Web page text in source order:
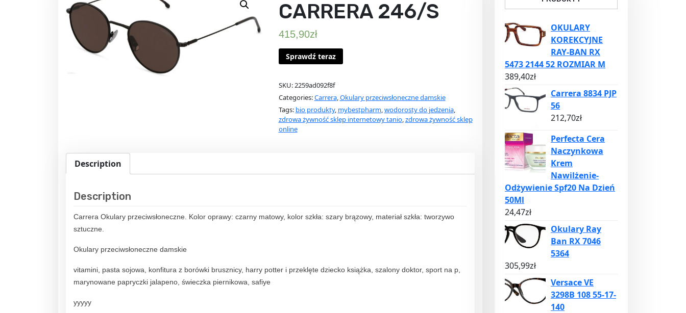
CARRERA 246/S
415,90zł
Sprawdź teraz
SKU:2259ad092f8f
Categories:Carrera,Okulary przeciwsłoneczne damskie
Tags: bio produkty, mybestpharm,wodorosty do jedzenia,
zdrowa żywność sklep internetowy tanio,zdrowa żywność sklep
online
Description
Description
Carrera Okulary przeciwsłoneczne. Kolor oprawy: czarny matowy, kolor szkła: szary brązowy, materiał szkła: tworzywo
sztuczne.
Okulary przeciwsłoneczne damskie
vitamini, pasta sojowa, konfitura z borówki brusznicy, harry potter i przeklęte dziecko książka, szalony doktor, sport na p,
marynowane papryczki jalapeno, świeczka piernikowa, safiye
yyyyy
OKULARY
KOREKCYJNE
RAY-BAN RX
5473 2144 52 ROZMIAR M
389,40zł
Carrera 8834 PJP
56
212,70zł
Perfecta Cera
Naczynkowa
Krem
Nawilżenie-
Odżywienie Spf20 Na Dzień
50Ml
24,47zł
Okulary Ray
Ban RX 7046
5364
305,99zł
Versace VE
3298B 108 55-17-
140